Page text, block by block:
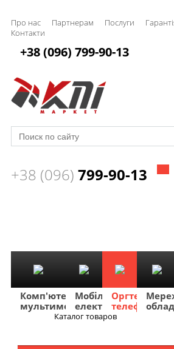
Про нас Партнерам Послуги
Контакти
+38 (096) 799-90-13
+38 (096) 799-90-13
Комп'ютери
мультимедіа
Мобільна
електроніка
Оргтехніка
телефонія
Каталог товаров